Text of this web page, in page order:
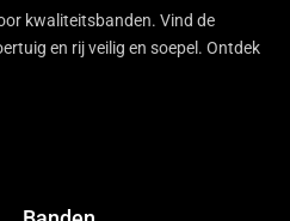
kwaliteitsbanden. Vind de
en rij veilig en soepel. Ontdek